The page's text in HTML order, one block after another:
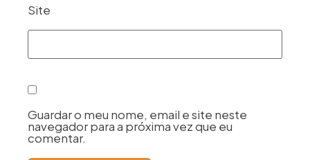
Site
Guardar o meu nome, email e site neste
navegador para a próxima vez que eu
comentar.